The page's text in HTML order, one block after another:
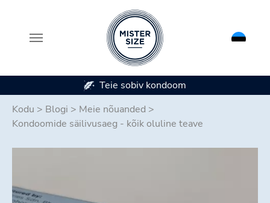
Saadaval 7 kondoomi suuruses
Kodu > Blogi > Meie nõuanded >
Kondoomide säilivusaeg - kõik oluline teave